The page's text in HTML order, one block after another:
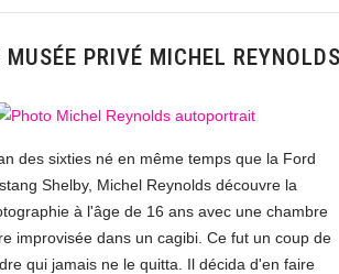
MUSÉE PRIVÉ MICHEL REYNOLDS
des sixties né en même temps que la Ford
Shelby, Michel Reynolds découvre la
à l'âge de 16 ans avec une chambre
improvisée dans un cagibi. Ce fut un coup de
qui jamais ne le quitta. Il décida d'en faire